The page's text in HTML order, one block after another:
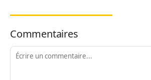
Commentaires